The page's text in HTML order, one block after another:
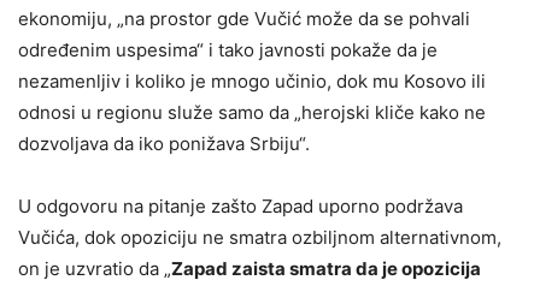
ekonomiju, „na prostor gde Vučić može da se pohvali
određenim uspesima“ i tako javnosti pokaže da je
nezamenljiv i koliko je mnogo učinio, dok mu Kosovo ili
odnosi u regionu služe samo da „herojski kliče kako ne
dozvoljava da iko ponižava Srbiju“.
U odgovoru na pitanje zašto Zapad uporno podržava
Vučića, dok opoziciju ne smatra ozbiljnom alternativnom,
on je uzvratio da „Zapad zaista smatra da je opozicija